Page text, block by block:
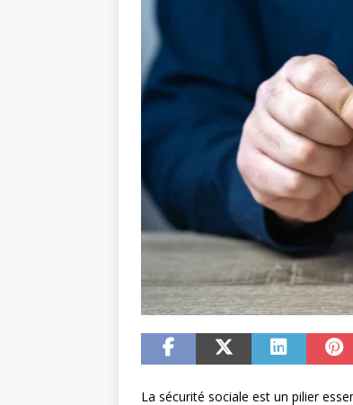
La sécurité sociale est un pilier